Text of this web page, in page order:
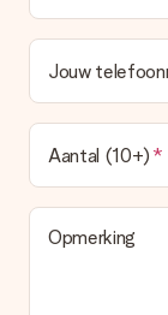
Jouw
Aantal (10+)
Opmerking